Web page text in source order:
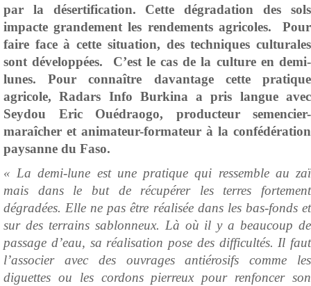
par la désertification. Cette dégradation des sols
impacte grandement les rendements agricoles. Pour
faire face à cette situation, des techniques culturales
sont développées. C’est le cas de la culture en demi-
lunes. Pour connaître davantage cette pratique
agricole, Radars Info Burkina a pris langue avec
Seydou Eric Ouédraogo, producteur semencier-
maraîcher et animateur-formateur à la confédération
paysanne du Faso.
« La demi-lune est une pratique qui ressemble au zaï
mais dans le but de récupérer les terres fortement
dégradées. Elle ne pas être réalisée dans les bas-fonds et
sur des terrains sablonneux. Là où il y a beaucoup de
passage d’eau, sa réalisation pose des difficultés. Il faut
l’associer avec des ouvrages antiérosifs comme les
diguettes ou les cordons pierreux pour renfoncer son